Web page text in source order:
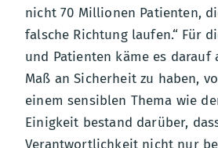
nicht 70 Millionen Patienten,
falsche Richtung laufen.“ Für
und Patienten käme es darauf
Maß an Sicherheit zu haben,
einem sensiblen Thema wie
Einigkeit bestand darüber,
Verantwortlichkeit nicht nur